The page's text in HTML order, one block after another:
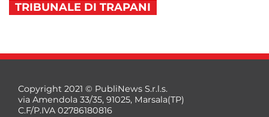
TRIBUNALE DI TRAPANI
Copyright 2021 © PubliNews S.r.l.s.
via Amendola 33/35, 91025, Marsala(TP)
C.F/P.IVA 02786180816